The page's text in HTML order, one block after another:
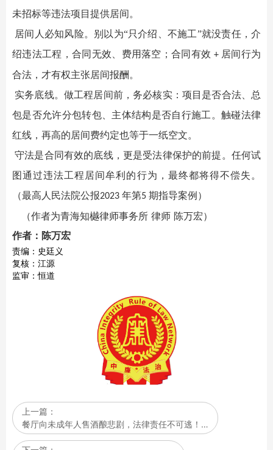
未招标等违法项目提供居间。
居间人必知风险。 别以为“只介绍、不施工”就没责任，介
绍违法工程，合同无效、费用落空；合同有效 +居间行为
合法，才有权主张居间报酬。
实务底线。 做工程居间前，务必核实：项目是否合法、总
包是否允许分包转包、主体结构是否自行施工。触碰法律
红线，再高的居间费约定也等于一纸空文。
守法是合同有效的底线，更是受法律保护的前提。任何试
图通过违法工程居间牟利的行为，最终都将得不偿失。
（最高人民法院公报2023 年第5 期指导案例）
（作者为青海知樾律师事务所 律师 陈万宏）
作者：陈万宏
责编：史廷义
复核：江源
监审：恒道
上一篇：
餐厅向未成年人售酒酿悲剧，法律责任不可逃！…